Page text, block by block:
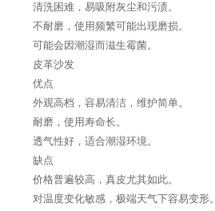
清洗困难，易吸附灰尘和污渍。
不耐磨，使用频繁可能出现磨损。
可能会因潮湿而滋生霉菌。
皮革沙发
优点
外观高档，容易清洁，维护简单。
耐磨，使用寿命长。
透气性好，适合潮湿环境。
缺点
价格普遍较高，真皮尤其如此。
对温度变化敏感，极端天气下容易变形。